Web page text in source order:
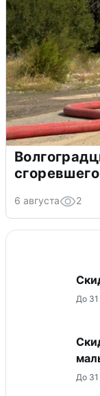
6 августа 2
До 31
До 31